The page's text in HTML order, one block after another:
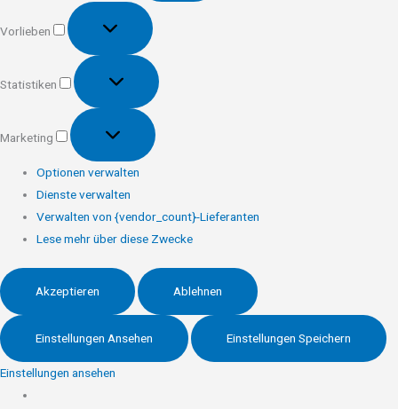
Vorlieben
Vorlieben
Statistiken
Statistiken
Marketing
Marketing
Optionen verwalten
Dienste verwalten
Verwalten von {vendor_count}-Lieferanten
Lese mehr über diese Zwecke
Akzeptieren Ablehnen
Einstellungen Ansehen Einstellungen Speichern
Einstellungen ansehen